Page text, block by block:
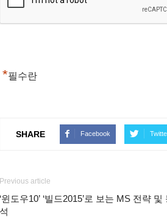
*필수란
SHARE Facebook
Previous article
‘윈도우10’ ‘빌드2015’로 보는 MS 전략 및
석